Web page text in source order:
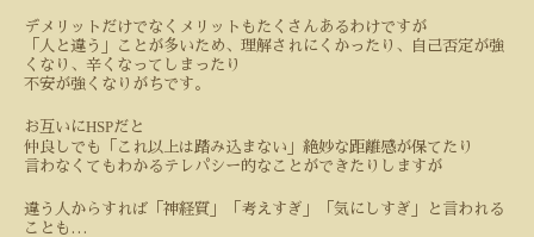
デメリットだけでなくメリットもたくさんあるわけですが
「人と違う」ことが多いため、理解されにくかったり、自己否定が強
くなり、辛くなってしまったり
不安が強くなりがちです。
お互いにHSPだと
仲良しでも「これ以上は踏み込まない」絶妙な距離感が保てたり
言わなくてもわかるテレパシー的なことができたり しますが
違う人からすれば「神経質」「考えすぎ」「気にしすぎ」と言われる
ことも…